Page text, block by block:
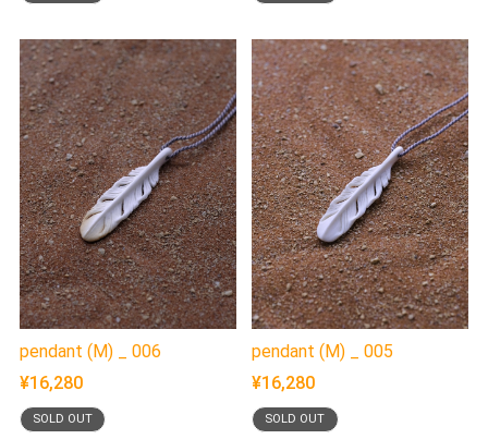
pendant (M) _ 006
¥16,280
SOLD OUT
pendant (M) _ 005
¥16,280
SOLD OUT